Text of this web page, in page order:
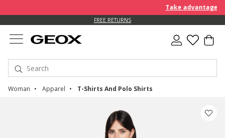
Take advantage of an
FREE RETURNS
Woman Apparel T-Shirts And Polo Shirts